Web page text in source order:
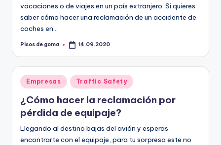
vacaciones o de viajes en un país extranjero. Si quieres
saber cómo hacer una reclamación de un accidente de
coches en…
Publicado
Pisos de goma 14.09.2020
Publicado
en
Empresas Traffic Safety
¿Cómo hacer la reclamación por
pérdida de equipaje?
Llegando al destino bajas del avión y esperas
encontrarte con el equipaje, para tu sorpresa este no